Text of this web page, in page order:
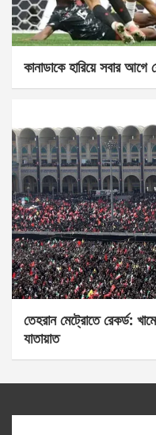
কানাডাকে হারিয়ে সবার আগে
তেহরান মেট্রোতে রেকর্ড:
যাতায়াত